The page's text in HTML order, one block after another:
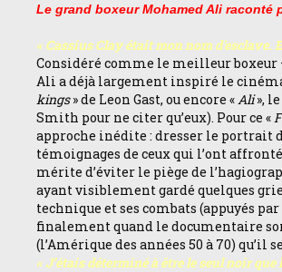
Le grand boxeur Mohamed Ali raconté
« Cassius Clay était mon nom d'esclave.
Considéré comme le meilleur
Ali a déjà largement inspiré le
kings» de Leon Gast, ou encore «Ali»,
Smith pour ne citer qu’eux). Pour ce «
approche inédite : dresser le portrait
témoignages de ceux qui l’ont
mérite d’éviter le piège de
ayant visiblement gardé quelques
technique et ses combats (appuyés
finalement quand le documentaire
(l’Amérique des années 50 à 70) qu’il
« J’étais déterminé à être le seul noir